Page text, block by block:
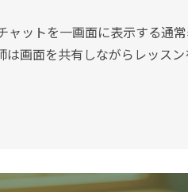
ャットを一画面に表示する通
は画面を共有しながらレッス